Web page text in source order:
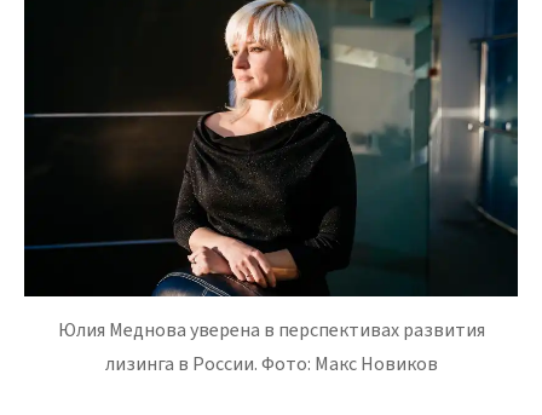
Юлия Меднова уверена в перспективах развития
лизинга в России. Фото: Макс Новиков